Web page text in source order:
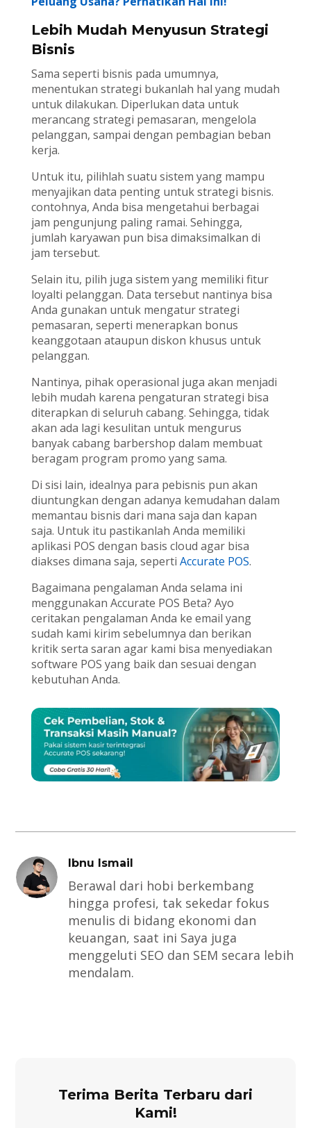
Lebih Mudah Menyusun Strategi
Bisnis
Sama seperti bisnis pada umumnya,
menentukan strategi bukanlah hal yang mudah
untuk dilakukan. Diperlukan data untuk
merancang strategi pemasaran, mengelola
pelanggan, sampai dengan pembagian beban
kerja.
Untuk itu, pilihlah suatu sistem yang mampu
menyajikan data penting untuk strategi bisnis.
contohnya, Anda bisa mengetahui berbagai
jam pengunjung paling ramai. Sehingga,
jumlah karyawan pun bisa dimaksimalkan di
jam tersebut.
Selain itu, pilih juga sistem yang memiliki fitur
loyalti pelanggan. Data tersebut nantinya bisa
Anda gunakan untuk mengatur strategi
pemasaran, seperti menerapkan bonus
keanggotaan ataupun diskon khusus untuk
pelanggan.
Nantinya, pihak operasional juga akan menjadi
lebih mudah karena pengaturan strategi bisa
diterapkan di seluruh cabang. Sehingga, tidak
akan ada lagi kesulitan untuk mengurus
banyak cabang barbershop dalam membuat
beragam program promo yang sama.
Di sisi lain, idealnya para pebisnis pun akan
diuntungkan dengan adanya kemudahan dalam
memantau bisnis dari mana saja dan kapan
saja. Untuk itu pastikanlah Anda memiliki
aplikasi POS dengan basis cloud agar bisa
diakses dimana saja, seperti Accurate POS.
Bagaimana pengalaman Anda selama ini
menggunakan Accurate POS Beta? Ayo
ceritakan pengalaman Anda ke email yang
sudah kami kirim sebelumnya dan berikan
kritik serta saran agar kami bisa menyediakan
software POS yang baik dan sesuai dengan
kebutuhan Anda.
Ibnu Ismail
Berawal dari hobi berkembang
hingga profesi, tak sekedar fokus
menulis di bidang ekonomi dan
keuangan, saat ini Saya juga
menggeluti SEO dan SEM secara lebih
mendalam.
Terima Berita Terbaru dari
Kami!